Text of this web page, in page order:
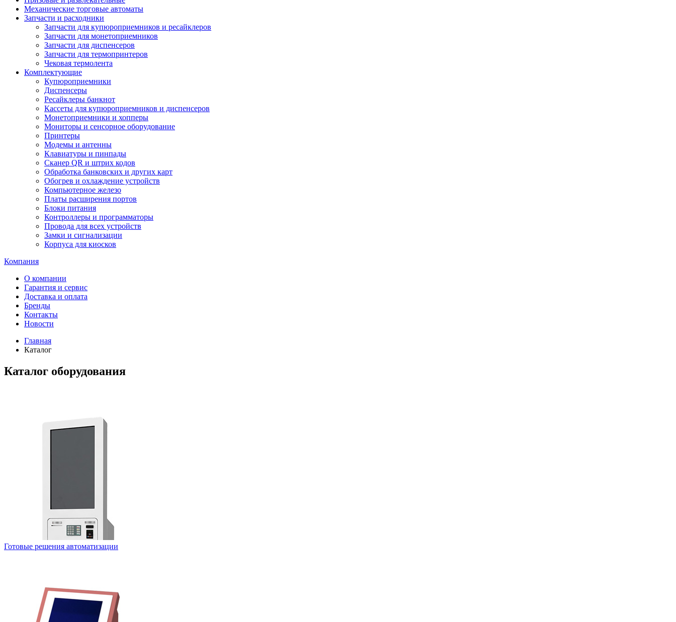
Механические торговые автоматы
Запчасти и расходники
Запчасти для купюроприемников и ресайклеров
Запчасти для монетоприемников
Запчасти для диспенсеров
Запчасти для термопринтеров
Чековая термолента
Комплектующие
Купюроприемники
Диспенсеры
Ресайклеры банкнот
Кассеты для купюроприемников и диспенсеров
Монетоприемники и хопперы
Мониторы и сенсорное оборудование
Принтеры
Модемы и антенны
Клавиатуры и пинпады
Сканер QR и штрих кодов
Обработка банковских и других карт
Обогрев и охлаждение устройств
Компьютерное железо
Платы расширения портов
Блоки питания
Контроллеры и программаторы
Провода для всех устройств
Замки и сигнализации
Корпуса для киосков
Компания
О компании
Гарантия и сервис
Доставка и оплата
Бренды
Контакты
Новости
Главная
Каталог
Каталог оборудования
Готовые решения автоматизации